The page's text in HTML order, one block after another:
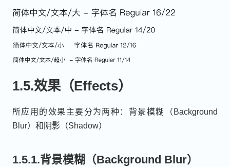
1.5.效果（Effects）
所应用的效果主要分为两种：背景模糊（Background
Blur）和阴影（Shadow）
1.5.1.背景模糊（Background Blur）